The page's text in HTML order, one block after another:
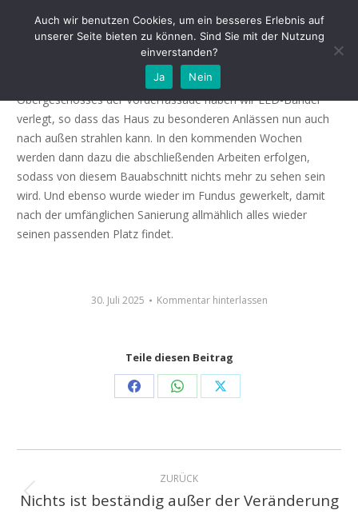
Es werde Licht
In den vergangenen Wochen waren wir im Evangelischen
Gemeindehaus wieder fleißig. In den fünf großen Fenstern des
Obergeschosses der Vorderfassade haben wir LED-Bänder
verlegt, so dass das Haus zu besonderen Anlässen nun auch
nach außen strahlen kann. In den kommenden Wochen
werden dann dazu die abschließenden Arbeiten erfolgen,
sodass von diesem Bauabschnitt nichts mehr zu sehen sein
wird. Und ebenso wurde wieder im Fundus gewerkelt, damit
nach der umfänglichen Sanierung allmählich alles wieder
seinen passenden Platz findet.
30. Juli 2025 Kommentar hinterlassen
Teile diesen Beitrag
Share
Facebook
Share
WhatsApp
Share
X
Kommentarnavigation
ZURÜCK
Vorheriger
Nichts ist beständig außer der Veränderung
Auch wir benutzen Cookies, um ein besseres Erlebnis auf
unserer Seite bieten zu können. Sind Sie mit der Nutzung
einverstanden?
Ja
Nein